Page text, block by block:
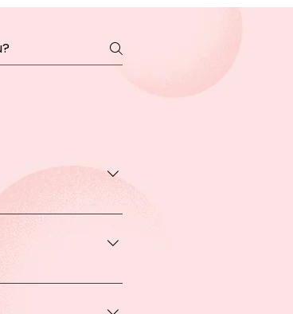
halaman Produk
apabila